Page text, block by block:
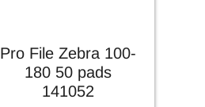
Pro File Zebra 100-
180 50 pads
141052